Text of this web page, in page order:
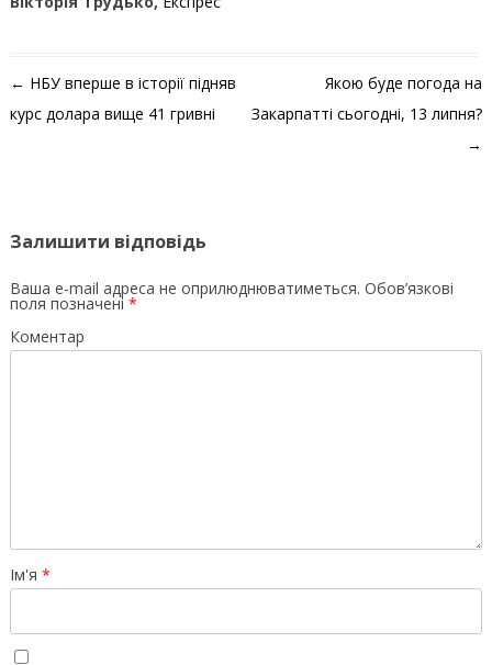
Навігація по запису
← НБУ вперше в історії підняв
курс долара вище 41 гривні
Якою буде погода на
Закарпатті сьогодні, 13 липня?
→
Залишити відповідь
Ваша e-mail адреса не оприлюднюватиметься. Обов’язкові
поля позначені *
Коментар
Ім'я *